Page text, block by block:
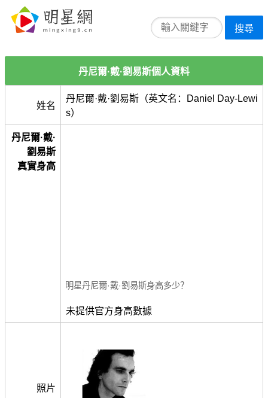
搜尋
丹尼爾·戴·劉易斯個人資料
姓名
丹尼爾·戴·劉易斯（英文名：Daniel Day-Lewi
s）
丹尼爾·戴·
劉易斯
真實身高
明星丹尼爾·戴·劉易斯身高多少？
未提供官方身高數據
照片